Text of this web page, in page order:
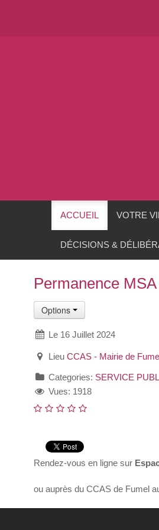
ACCUEIL VOTRE
DÉCISIONS &
Permanence
Options
Le 16 Juillet 2024
Lieu CCAS - Mairie de
Categories: SERVICE
Vues: 1918
Rendez-vous en ligne sur
ou auprès du CCAS de Fumel